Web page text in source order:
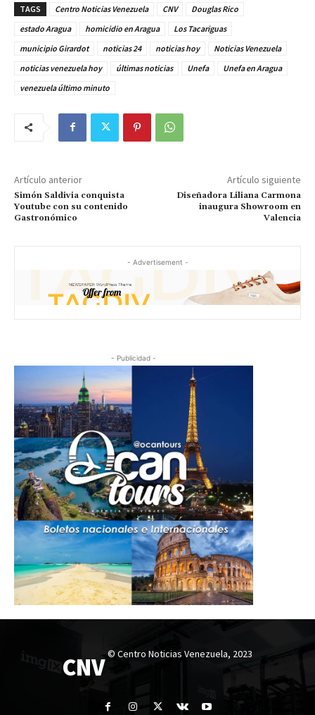
TAGS
Centro Noticias Venezuela CNV
Douglas Rico
estado Aragua
homicidio en Aragua
Los Tacariguas
municipio Girardot
noticias 24 noticias hoy
Noticias Venezuela
noticias venezuela hoy
últimas noticias Unefa
Unefa en Aragua
venezuela último minuto
Artículo anterior
Simón Saldivia conquista
Youtube con su contenido
Gastronómico
Artículo siguiente
Diseñadora Liliana Carmona
inaugura Showroom en
Valencia
- Advertisement -
- Publicidad -
CNV © Centro Noticias Venezuela, 2023